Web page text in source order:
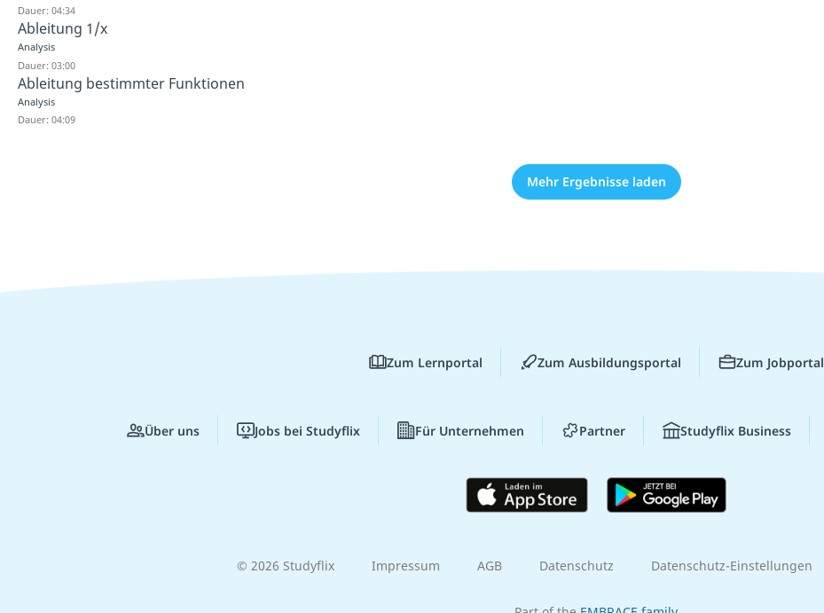
Dauer: 04:34
Ableitung 1/x
Analysis
Dauer: 03:00
Ableitung bestimmter Funktionen
Analysis
Dauer: 04:09
Mehr Ergebnisse laden
Zum Lernportal Zum Ausbildungsportal Zum Jobportal
Über uns Jobs bei Studyflix Für Unternehmen Partner Studyflix Business
© 2026 Studyflix Impressum AGB Datenschutz Datenschutz-Einstellungen